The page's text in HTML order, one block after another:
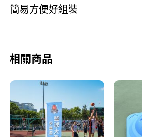
簡易方便好組裝
相關商品